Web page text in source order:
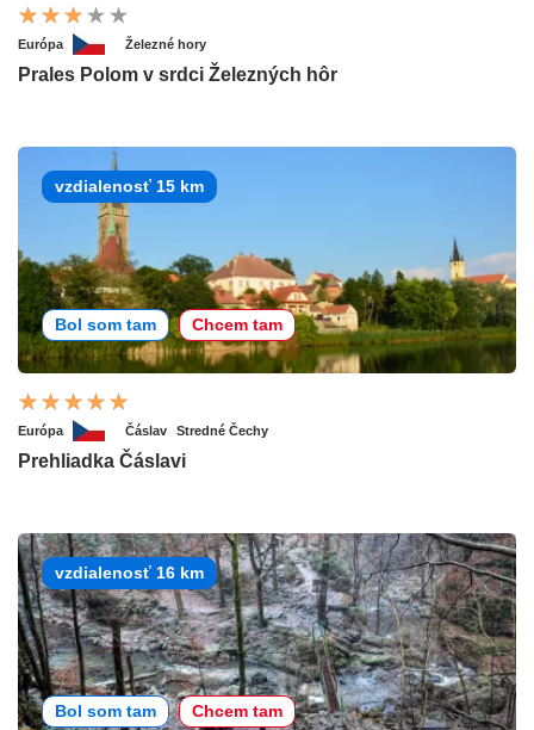
Európa Železné hory
Prales Polom v srdci Železných hôr
vzdialenosť 15 km
Bol som tam Chcem tam
Európa Čáslav Stredné Čechy
Prehliadka Čáslavi
vzdialenosť 16 km
Bol som tam Chcem tam